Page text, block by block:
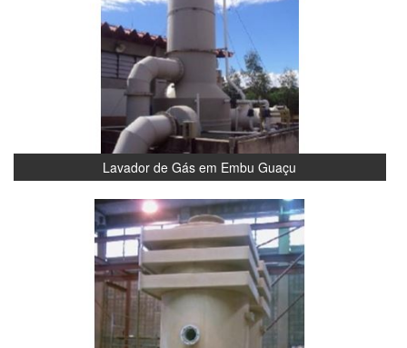
Lavador de Gás em Embu Guaçu